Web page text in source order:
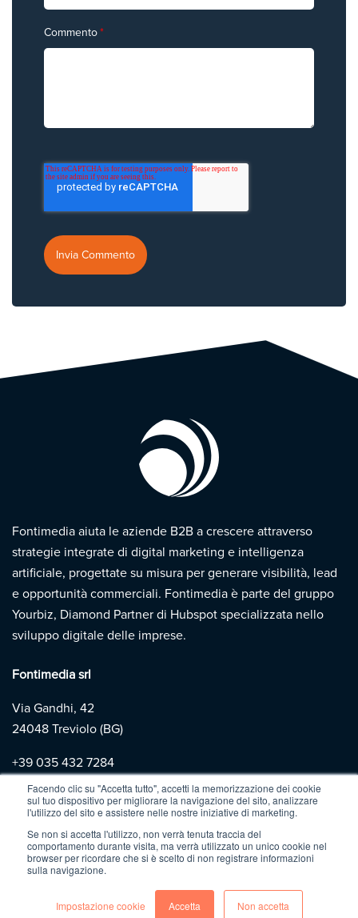
Facendo clic su "Accetta tutto", accetti la memorizzazione dei cookie
sul tuo dispositivo per migliorare la navigazione del sito, analizzare
l'utilizzo del sito e assistere nelle nostre iniziative di marketing.
Se non si accetta l'utilizzo, non verrà tenuta traccia del
comportamento durante visita, ma verrà utilizzato un unico cookie nel
browser per ricordare che si è scelto di non registrare informazioni
sulla navigazione.
Impostazione cookie Accetta Non accetta
Commento*
Fontimedia aiuta le aziende B2B a crescere attraverso
strategie integrate di digital marketing e intelligenza
artificiale, progettate su misura per generare visibilità, lead
e opportunità commerciali. Fontimedia è parte del gruppo
Yourbiz, Diamond Partner di Hubspot specializzata nello
sviluppo digitale delle imprese.
Fontimedia srl
Via Gandhi, 42
24048 Treviolo (BG)
+39 035 432 7284
Copyright 2026 | Fontimedia |P.IVA: 03997730167 |
Policy|Cookie Policy